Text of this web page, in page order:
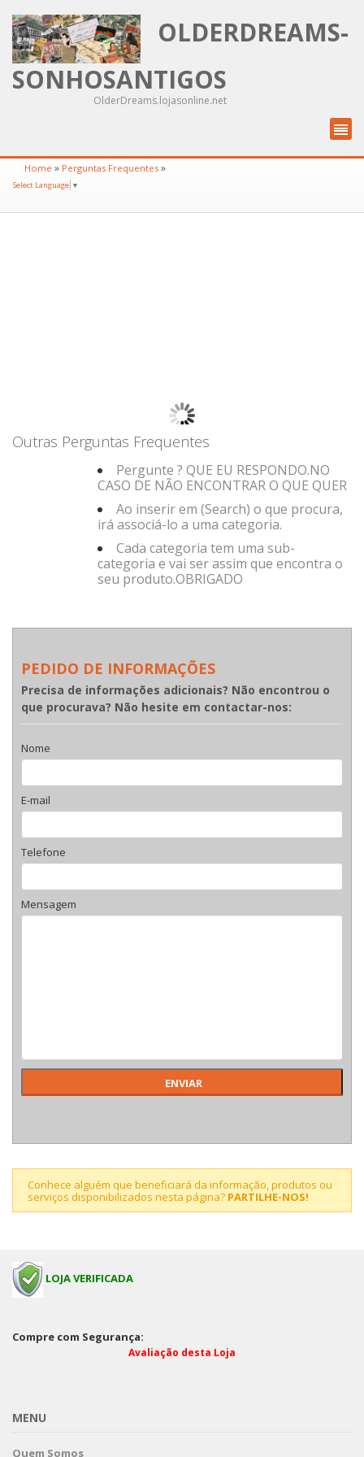
OLDERDREAMS-
SONHOSANTIGOS
OlderDreams.lojasonline.net
Home » Perguntas Frequentes »
Select Language ▼
VELHA MESA
Outras Perguntas Frequentes
Pergunte ? QUE EU RESPONDO.NO
CASO DE NÃO ENCONTRAR O QUE QUER
Ao inserir em (Search) o que procura,
irá associá-lo a uma categoria.
Cada categoria tem uma sub-
categoria e vai ser assim que encontra o
seu produto.OBRIGADO
PEDIDO DE INFORMAÇÕES
Precisa de informações adicionais? Não encontrou o
que procurava? Não hesite em contactar-nos:
Nome
E-mail
Telefone
Mensagem
Conhece alguém que beneficiará da informação, produtos ou
serviços disponibilizados nesta página? PARTILHE-NOS!
LOJA VERIFICADA
Compre com Segurança:
Avaliação desta Loja
MENU
Quem Somos